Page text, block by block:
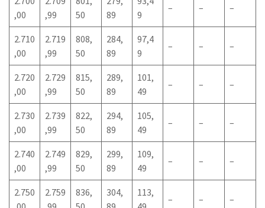
,00
,99
50
89
9
– – –
2.710
,00
2.719
,99
808,
50
284,
89
97,4
9
– – –
2.720
,00
2.729
,99
815,
50
289,
89
101,
49
– – –
2.730
,00
2.739
,99
822,
50
294,
89
105,
49
– – –
2.740
,00
2.749
,99
829,
50
299,
89
109,
49
– – –
2.750
2.759
836,
304,
113,
– – –